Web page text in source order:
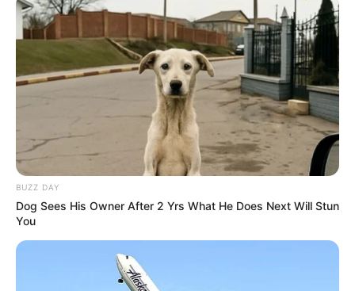
Azər İsmayıl oğlu Mursaqulov xəbər təyinat
Bizi Facebook-da
izləyin
Bizi Twitter-da
izləyin
ƏLAQƏLI MÖVZULAR
BUZZ DAY
Dog Sees His Owner After 2 Yrs What He Does Next Will Stun
You